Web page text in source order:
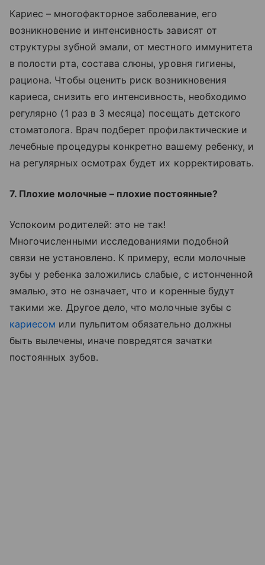
Кариес – многофакторное заболевание, его
возникновение и интенсивность зависят от
структуры зубной эмали, от местного иммунитета
в полости рта, состава слюны, уровня гигиены,
рациона. Чтобы оценить риск возникновения
кариеса, снизить его интенсивность, необходимо
регулярно (1 раз в 3 месяца) посещать детского
стоматолога. Врач подберет профилактические и
лечебные процедуры конкретно вашему ребенку, и
на регулярных осмотрах будет их корректировать.
7. Плохие молочные – плохие постоянные?
Успокоим родителей: это не так!
Многочисленными исследованиями подобной
связи не установлено. К примеру, если молочные
зубы у ребенка заложились слабые, с истонченной
эмалью, это не означает, что и коренные будут
такими же. Другое дело, что молочные зубы с
кариесом или пульпитом обязательно должны
быть вылечены, иначе повредятся зачатки
постоянных зубов.